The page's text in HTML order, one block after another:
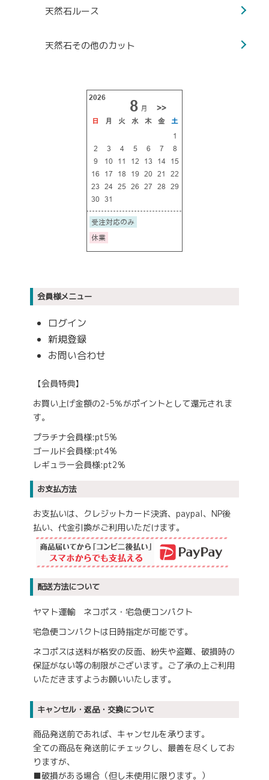
天然石ルース
天然石その他のカット
会員様メニュー
ログイン
新規登録
お問い合わせ
【会員特典】
お買い上げ金額の2-5％がポイントとして還元されま
す。
プラチナ会員様:pt5%
ゴールド会員様:pt4%
レギュラー会員様:pt2%
お支払方法
お支払いは、クレジットカード決済、paypal、NP後
払い、代金引換がご利用いただけます。
配送方法について
ヤマト運輸 ネコポス・宅急便コンパクト
宅急便コンパクトは日時指定が可能です。
ネコポスは送料が格安の反面、紛失や盗難、破損時の
保証がない等の制限がございます。ご了承の上ご利用
いただきますようお願いいたします。
キャンセル・返品・交換について
商品発送前であれば、キャンセルを承ります。
全ての商品を発送前にチェックし、最善を尽くしてお
りますが、
■破損がある場合（但し未使用に限ります。）